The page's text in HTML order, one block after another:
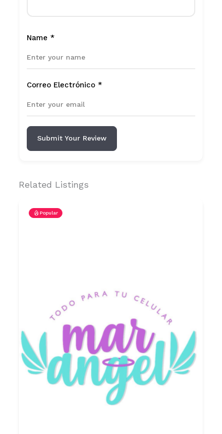
Name *
Correo Electrónico *
Submit Your Review
Related Listings
Popular